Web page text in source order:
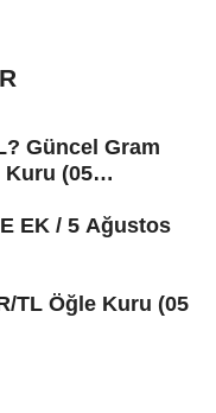
Güncel Gram
Kuru (05
EK / 5 Ağustos
TL Öğle Kuru (05